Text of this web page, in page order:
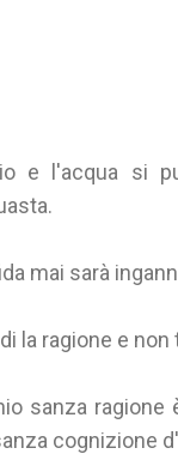
e l'acqua si
mai sarà
la ragione e
sanza ragione
cognizione